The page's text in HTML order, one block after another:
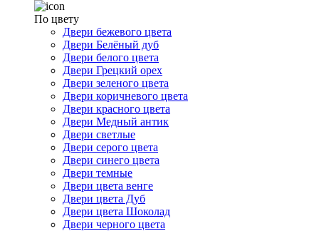
По цвету
Двери бежевого цвета
Двери Белёный дуб
Двери белого цвета
Двери Грецкий орех
Двери зеленого цвета
Двери коричневого цвета
Двери красного цвета
Двери Медный антик
Двери светлые
Двери серого цвета
Двери синего цвета
Двери темные
Двери цвета венге
Двери цвета Дуб
Двери цвета Шоколад
Двери черного цвета